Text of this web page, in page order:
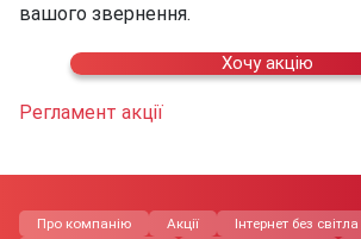
вашого звернення.
Хочу акцію
Регламент акції
Про компанію Акції Інтернет без світла